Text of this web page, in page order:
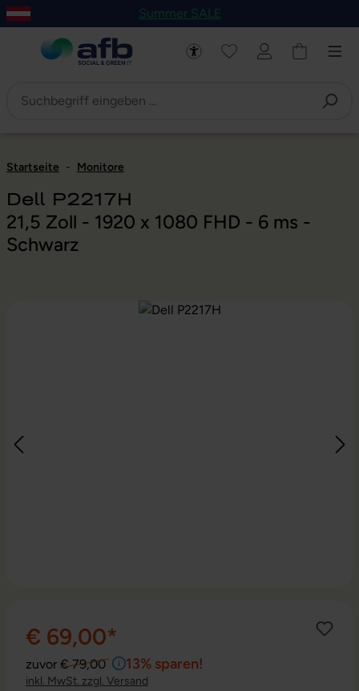
Hauptinhalt springen
Zur Navigation der B2B-Plattform springen
Summer SALE
Startseite - Monitore
Dell P2217H
21,5 Zoll - 1920 x 1080 FHD - 6 ms -
Schwarz
Bildergalerie überspringen
€ 69,00*
zuvor € 79,00 13% sparen!
inkl. MwSt. zzgl. Versand